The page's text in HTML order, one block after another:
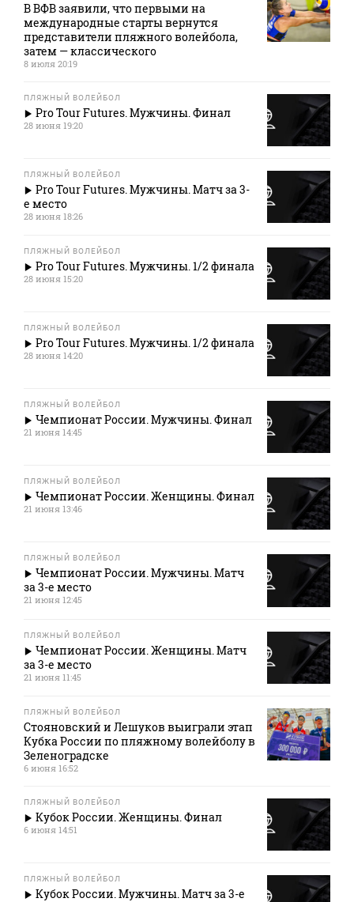
В ВФВ заявили, что первыми на
международные старты вернутся
представители пляжного волейбола,
затем — классического
8 июля 20:19
ПЛЯЖНЫЙ ВОЛЕЙБОЛ
Pro Tour Futures. Мужчины. Финал
28 июня 19:20
ПЛЯЖНЫЙ ВОЛЕЙБОЛ
Pro Tour Futures. Мужчины. Матч за 3-
е место
28 июня 18:26
ПЛЯЖНЫЙ ВОЛЕЙБОЛ
Pro Tour Futures. Мужчины. 1/2 финала
28 июня 15:20
ПЛЯЖНЫЙ ВОЛЕЙБОЛ
Pro Tour Futures. Мужчины. 1/2 финала
28 июня 14:20
ПЛЯЖНЫЙ ВОЛЕЙБОЛ
Чемпионат России. Мужчины. Финал
21 июня 14:45
ПЛЯЖНЫЙ ВОЛЕЙБОЛ
Чемпионат России. Женщины. Финал
21 июня 13:46
ПЛЯЖНЫЙ ВОЛЕЙБОЛ
Чемпионат России. Мужчины. Матч
за 3-е место
21 июня 12:45
ПЛЯЖНЫЙ ВОЛЕЙБОЛ
Чемпионат России. Женщины. Матч
за 3-е место
21 июня 11:45
ПЛЯЖНЫЙ ВОЛЕЙБОЛ
Стояновский и Лешуков выиграли этап
Кубка России по пляжному волейболу в
Зеленоградске
6 июня 16:52
ПЛЯЖНЫЙ ВОЛЕЙБОЛ
Кубок России. Женщины. Финал
6 июня 14:51
ПЛЯЖНЫЙ ВОЛЕЙБОЛ
Кубок России. Мужчины. Матч за 3-е